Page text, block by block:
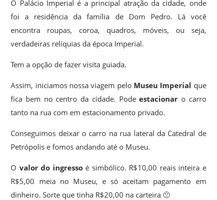
O Palácio Imperial é a principal atração da cidade, onde
foi a residência da família de Dom Pedro. Lá você
encontra roupas, coroa, quadros, móveis, ou seja,
verdadeiras relíquias da época Imperial.
Tem a opção de fazer visita guiada.
Assim, iniciamos nossa viagem pelo Museu Imperial que
fica bem no centro da cidade. Podeestacionar o carro
tanto na rua com em estacionamento privado.
Conseguimos deixar o carro na rua lateral da Catedral de
Petrópolis e fomos andando até o Museu.
O valor do ingressoé simbólico. R$10,00 reais inteira e
R$5,00 meia no Museu, e só aceitam pagamento em
dinheiro. Sorte que tinha R$20,00 na carteira 🙁